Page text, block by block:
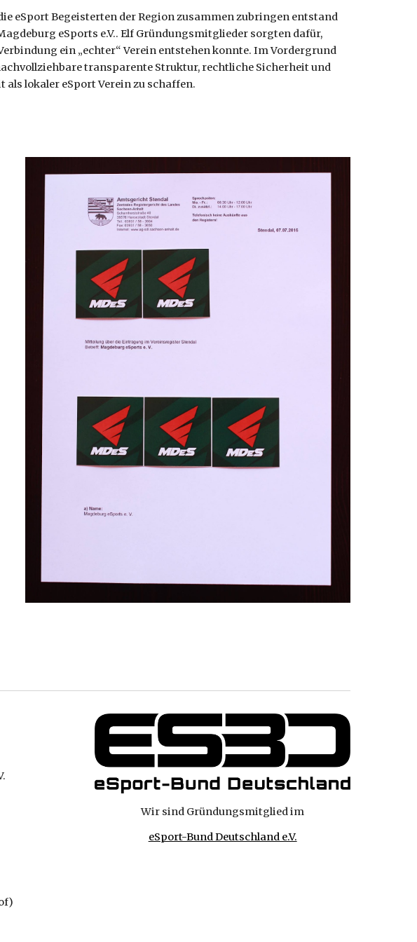
eSport Begeisterten der Region zusammen zubringen entstand
eSports e.V.. Elf Gründungsmitglieder sorgten dafür,
ein „echter“ Verein entstehen konnte. Im Vordergrund
transparente Struktur, rechtliche Sicherheit und
als lokaler eSport Verein zu schaffen.
Wir sind Gründungsmitglied im
eSport-Bund Deutschland e.V.